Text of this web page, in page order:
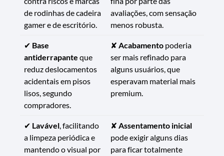
de rodinhas de cadeira
gamer e de escritório.
avaliações, com sensação
menos robusta.
✔ Base
antiderrapante que
reduz deslocamentos
acidentais em pisos
lisos, segundo
compradores.
✘ Acabamento poderia
ser mais refinado para
alguns usuários, que
esperavam material mais
premium.
✔ Lavável, facilitando
a limpeza periódica e
mantendo o visual por
✘ Assentamento inicial
pode exigir alguns dias
para ficar totalmente